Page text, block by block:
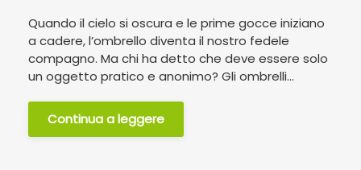
Quando il cielo si oscura e le prime gocce iniziano
a cadere, l’ombrello diventa il nostro fedele
compagno. Ma chi ha detto che deve essere solo
un oggetto pratico e anonimo? Gli ombrelli...
Continua a leggere